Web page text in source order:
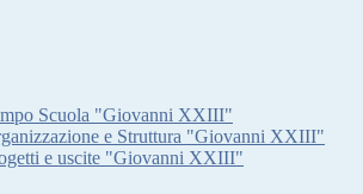
Scuola "Giovanni XXIII"
e Struttura "Giovanni XXIII"
e uscite "Giovanni XXIII"